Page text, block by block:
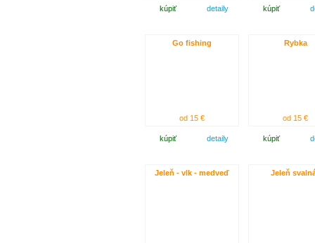
kúpiť detaily kúpiť
Go fishing
od 15 €
kúpiť detaily
Rybka
od 15 €
kúpiť
Jeleň - vlk - medveď Jeleň